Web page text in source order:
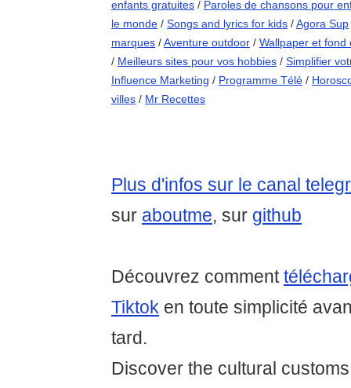
enfants gratuites / Paroles de chansons pour
le monde / Songs and lyrics for kids /Agora Sup
marques /Aventure outdoor / Wallpaper et fond
/ Meilleurs sites pour vos hobbies / Simplifier
Influence Marketing / Programme Télé /
villes / Mr Recettes
Plus d'infos sur le canal
sur aboutme, sur github
Découvrez comment
Tiktok en toute simplicité
tard.
Discover the cultural